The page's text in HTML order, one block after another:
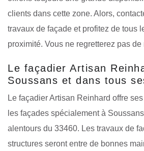
clients dans cette zone. Alors,
travaux de façade et profitez de tous
proximité. Vous ne regretterez pas de
Le façadier Artisan
Soussans et dans tous
Le façadier Artisan Reinhard offre
les façades spécialement à
alentours du 33460. Les travaux de
structures seront entre de bonnes